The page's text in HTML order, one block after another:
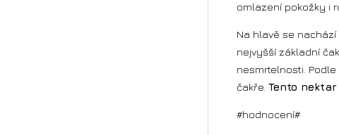
omlazení pokožky i
Na hlavě se
nejvyšší základní
nesmrtelnosti.
čakře. Tento
#hodnocení#